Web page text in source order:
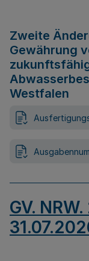
Zweite
Gewährung
Westfalen
GV.